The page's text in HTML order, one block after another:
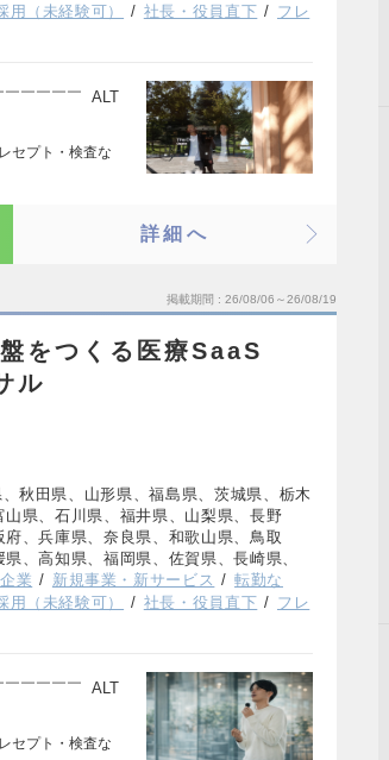
用（未経験可） 社長・役員直下
フレ
￣￣￣￣￣ ALT
セプト・検査な
詳細へ
掲載期間 26/08/06～26/08/19
をつくる医療SaaS
ル
秋田県、山形県、福島県、茨城県、栃木
県、石川県、福井県、山梨県、長野
、兵庫県、奈良県、和歌山県、鳥取
、高知県、福岡県、佐賀県、長崎県、
業 新規事業・新サービス
転勤な
用（未経験可） 社長・役員直下
フレ
￣￣￣￣￣ ALT
セプト・検査な